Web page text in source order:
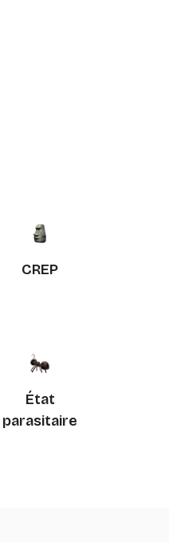
CREP
État
parasitaire